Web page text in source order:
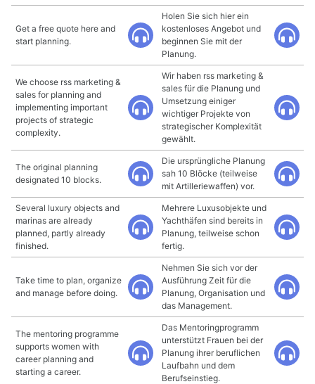
Get a free quote here and
start planning.
Holen Sie sich hier ein
kostenloses Angebot und
beginnen Sie mit der
Planung.
We choose rss marketing &
sales for planning and
implementing important
projects of strategic
complexity.
Wir haben rss marketing &
sales für die Planung und
Umsetzung einiger
wichtiger Projekte von
strategischer Komplexität
gewählt.
The original planning
designated 10 blocks.
Die ursprüngliche Planung
sah 10 Blöcke (teilweise
mit Artilleriewaffen) vor.
Several luxury objects and
marinas are already
planned, partly already
finished.
Mehrere Luxusobjekte und
Yachthäfen sind bereits in
Planung, teilweise schon
fertig.
Take time to plan, organize
and manage before doing.
Nehmen Sie sich vor der
Ausführung Zeit für die
Planung, Organisation und
das Management.
The mentoring programme
supports women with
career planning and
starting a career.
Das Mentoringprogramm
unterstützt Frauen bei der
Planung ihrer beruflichen
Laufbahn und dem
Berufseinstieg.